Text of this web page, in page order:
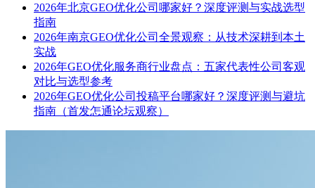
2026年北京GEO优化公司哪家好？深度评测与实战选型
指南
2026年南京GEO优化公司全景观察：从技术深耕到本土
实战
2026年GEO优化服务商行业盘点：五家代表性公司客观
对比与选型参考
2026年GEO优化公司投稿平台哪家好？深度评测与避坑
指南（首发怎通论坛观察）